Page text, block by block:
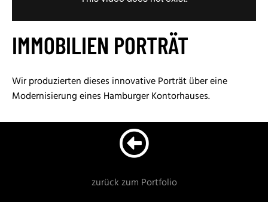
IMMOBILIEN PORTRÄT
Wir produzierten dieses innovative Porträt über eine
Modernisierung eines Hamburger Kontorhauses.
zurück zum Portfolio